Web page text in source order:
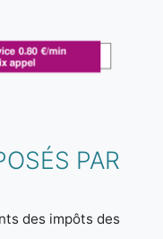
PAR
des impôts des